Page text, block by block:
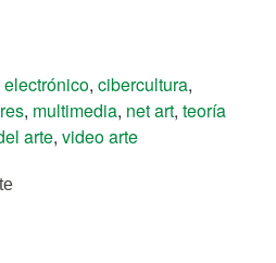
electrónico, cibercultura,
, multimedia, net art, teoría
arte, video arte